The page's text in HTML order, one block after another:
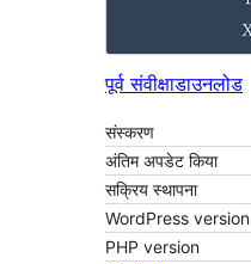
पूर्व संवीक्षाडाउनलोड
संस्करण
अंतिम अपडेट किया
सक्रिय स्थापना
WordPress version
PHP version